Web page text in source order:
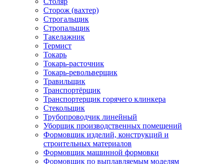
Сторож (вахтер)
Строгальщик
Стропальщик
Такелажник
Термист
Токарь
Токарь-расточник
Токарь-револьверщик
Травильщик
Транспортёрщик
Транспортерщик горячего клинкера
Стекольщик
Трубопроводчик линейный
Уборщик производственных помещений
Формовщик изделий, конструкций и
строительных материалов
Формовщик машинной формовки
Формовщик по выплавляемым моделям